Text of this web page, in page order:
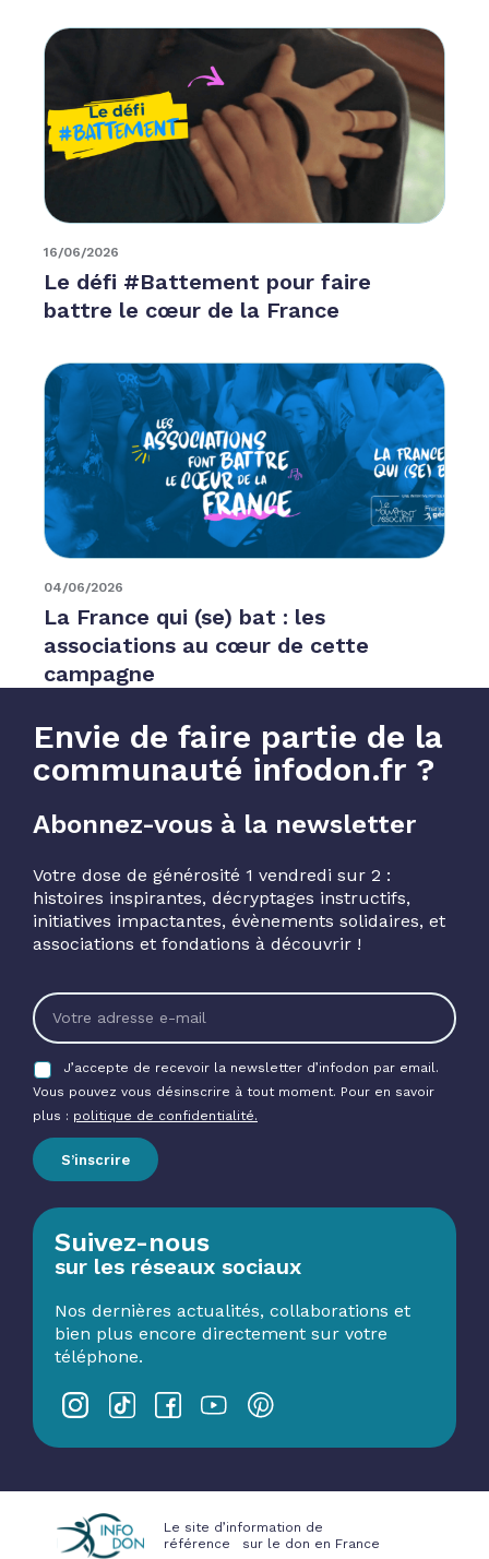
16/06/2026
Le défi #Battement pour faire
battre le cœur de la France
04/06/2026
La France qui (se) bat : les
associations au cœur de cette
campagne
Envie de faire partie de la
communauté infodon.fr ?
Abonnez-vous à la newsletter
Votre dose de générosité 1 vendredi sur 2 :
histoires inspirantes, décryptages instructifs,
initiatives impactantes, évènements solidaires, et
associations et fondations à découvrir !
J’accepte de recevoir la newsletter d’infodon par email.
Vous pouvez vous désinscrire à tout moment. Pour en savoir
plus : politique de confidentialité.
S’inscrire
Suivez-nous
sur les réseaux sociaux
Nos dernières actualités, collaborations et
bien plus encore directement sur votre
téléphone.
Le site d’information de
référence sur le don en France